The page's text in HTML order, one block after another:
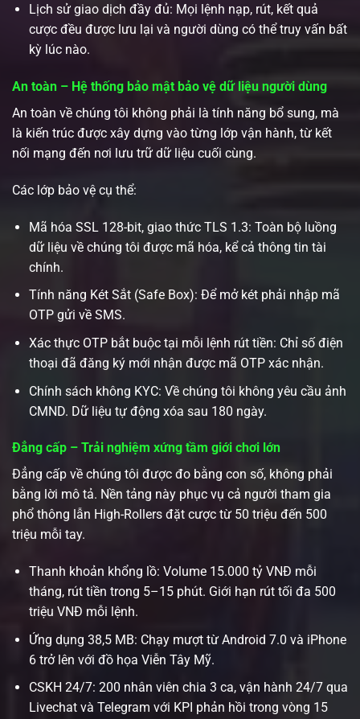
Lịch sử giao dịch đầy đủ: Mọi lệnh nạp, rút, kết quả
cược đều được lưu lại và người dùng có thể truy vấn bất
kỳ lúc nào.
An toàn – Hệ thống bảo mật bảo vệ dữ liệu người dùng
An toàn về chúng tôi không phải là tính năng bổ sung, mà
là kiến trúc được xây dựng vào từng lớp vận hành, từ kết
nối mạng đến nơi lưu trữ dữ liệu cuối cùng.
Các lớp bảo vệ cụ thể:
Mã hóa SSL 128-bit, giao thức TLS 1.3: Toàn bộ luồng
dữ liệu về chúng tôi được mã hóa, kể cả thông tin tài
chính.
Tính năng Két Sắt (Safe Box): Để mở két phải nhập mã
OTP gửi về SMS.
Xác thực OTP bắt buộc tại mỗi lệnh rút tiền: Chỉ số điện
thoại đã đăng ký mới nhận được mã OTP xác nhận.
Chính sách không KYC: Về chúng tôi không yêu cầu ảnh
CMND. Dữ liệu tự động xóa sau 180 ngày.
Đẳng cấp – Trải nghiệm xứng tầm giới chơi lớn
Đẳng cấp về chúng tôi được đo bằng con số, không phải
bằng lời mô tả. Nền tảng này phục vụ cả người tham gia
phổ thông lẫn High-Rollers đặt cược từ 50 triệu đến 500
triệu mỗi tay.
Thanh khoản khổng lồ: Volume 15.000 tỷ VNĐ mỗi
tháng, rút tiền trong 5–15 phút. Giới hạn rút tối đa 500
triệu VNĐ mỗi lệnh.
Ứng dụng 38,5 MB: Chạy mượt từ Android 7.0 và iPhone
6 trở lên với đồ họa Viễn Tây Mỹ.
CSKH 24/7: 200 nhân viên chia 3 ca, vận hành 24/7 qua
Livechat và Telegram với KPI phản hồi trong vòng 15